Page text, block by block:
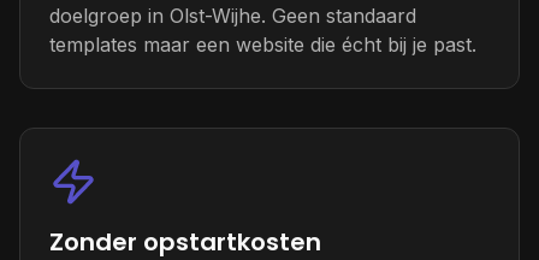
doelgroep in Olst-Wijhe. Geen standaard
templates maar een website die écht bij je past.
Zonder opstartkosten